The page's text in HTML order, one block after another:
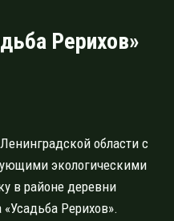
Рерихов»
области с
экологическими
в районе деревни
Рерихов».